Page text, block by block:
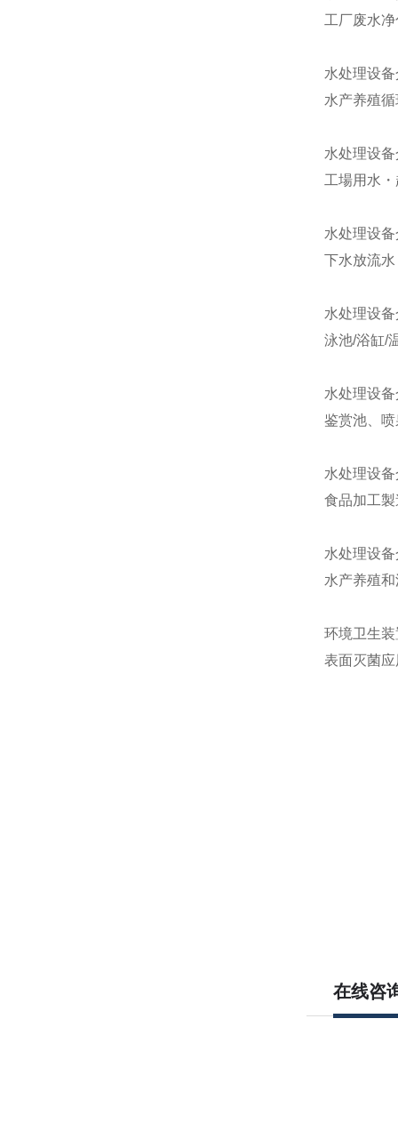
工厂废水净
水处理设
水产养殖
水处理设
工場用水
水处理设
下水放流
水处理设
泳池/浴缸/
水处理设
鉴赏池、
水处理设
食品加工
水处理设
水产养殖
环境卫生
表面灭菌
在线咨